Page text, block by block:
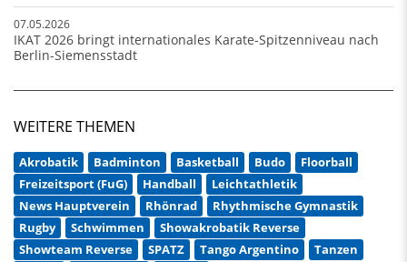
07.05.2026
IKAT 2026 bringt internationales Karate-Spitzenniveau nach
Berlin-Siemensstadt
WEITERE THEMEN
Akrobatik Badminton Basketball Budo
Floorball
Freizeitsport (FuG)
Handball
Leichtathletik
News Hauptverein
Rhönrad
Rhythmische Gymnastik
Rugby
Schwimmen
Showakrobatik Reverse
Showteam Reverse
SPATZ Tango Argentino
Tanzen